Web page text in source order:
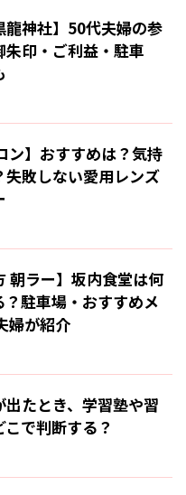
龍神社】50代夫婦の参
印・ご利益・駐車
ン】おすすめは？気持
失敗しない愛用レンズ
朝ラー】坂内食堂は何
駐車場・おすすめメ
婦が紹介
出たとき、学習塾や習
で判断する？